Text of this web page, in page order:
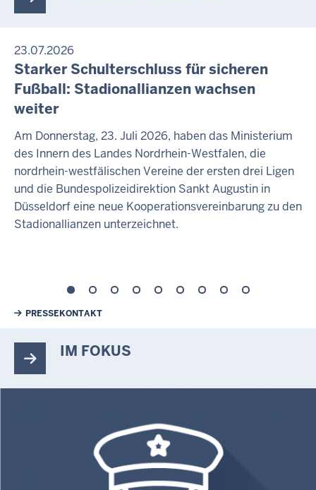
23.07.2026
Starker Schulterschluss für sicheren
Fußball: Stadionallianzen wachsen
weiter
Am Donnerstag, 23. Juli 2026, haben das Ministerium
des Innern des Landes Nordrhein-Westfalen, die
nordrhein-westfälischen Vereine der ersten drei Ligen
und die Bundespolizeidirektion Sankt Augustin in
Düsseldorf eine neue Kooperationsvereinbarung zu den
Stadionallianzen unterzeichnet.
Weiterführende Links
PRESSEKONTAKT
IM FOKUS